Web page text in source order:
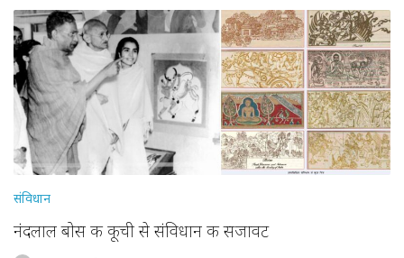
संविधान
नंदलाल बोस की कूची से संविधान की सजावट